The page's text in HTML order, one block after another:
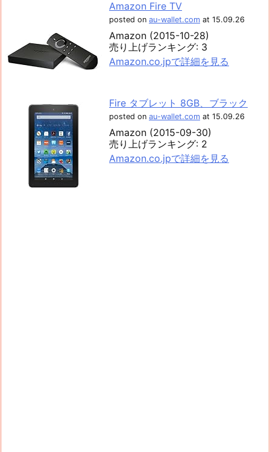
Amazon Fire TV
posted on au-wallet.com at 15.09.26
Amazon (2015-10-28)
売り上げランキング: 3
Amazon.co.jpで詳細を見る
Fire タブレット 8GB、ブラック
posted on au-wallet.com at 15.09.26
Amazon (2015-09-30)
売り上げランキング: 2
Amazon.co.jpで詳細を見る